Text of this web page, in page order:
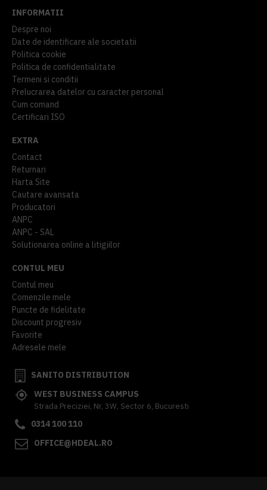
INFORMATII
Despre noi
Date de identificare ale societatii
Politica cookie
Politica de confidentialitate
Termeni si conditii
Prelucrarea datelor cu caracter personal
Cum comand
Certificari ISO
EXTRA
Contact
Returnari
Harta Site
Cautare avansata
Producatori
ANPC
ANPC - SAL
Solutionarea online a litigiilor
CONTUL MEU
Contul meu
Comenzile mele
Puncte de fidelitate
Discount progresiv
Favorite
Adresele mele
SANITO DISTRIBUTION
WEST BUSINESS CAMPUS
Strada Preciziei, Nr, 3W, Sector 6, Bucuresti
0314 100 110
OFFICE@HDEAL.RO